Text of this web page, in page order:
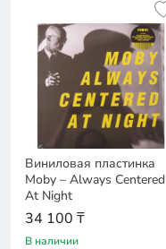
Виниловая пластинка
Moby – Always Centered
At Night
34 100 ₸
В наличии